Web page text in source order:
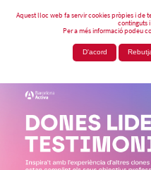
Aquest lloc web fa servir cookies pròpies i de
continguts i
Per a més informació podeu
D'acord